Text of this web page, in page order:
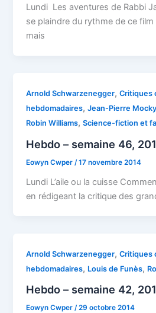
Lundi Les aventures de Rabbi
se plaindre du rythme de ce
mais
Arnold Schwarzenegger,Critiques
hebdomadaires,Jean-Pierre Mocky
Robin Williams,Science-fiction et
Hebdo – semaine 46,
Eowyn Cwper /17 novembre 2014
Lundi L’aile ou la cuisse
en rédigeant la critique des
Arnold Schwarzenegger,Critiques
hebdomadaires, Louis de Funès,
Hebdo – semaine 42,
Eowyn Cwper/29 octobre 2014